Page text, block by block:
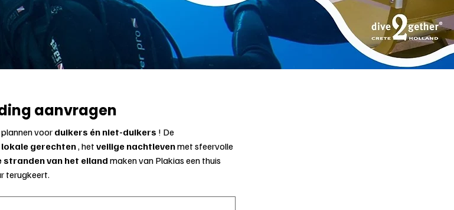
aanvragen
voor duikers én niet-duikers
gerechten , het veilige nachtleven met sfeervolle
stranden van het eiland maken van Plakias een thuis
terugkeert.